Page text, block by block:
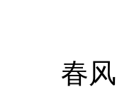
春风